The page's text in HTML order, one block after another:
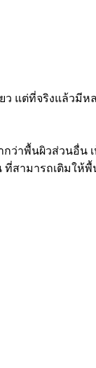
ว แต่ที่จริงแล้วมี
กว่าพื้นผิวส่วนอื่น
สามารถเติมใ